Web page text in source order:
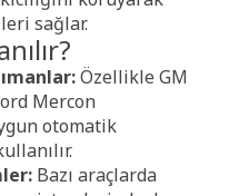
sağlar.
Özellikle GM
Mercon
otomatik
Bazı araçlarda